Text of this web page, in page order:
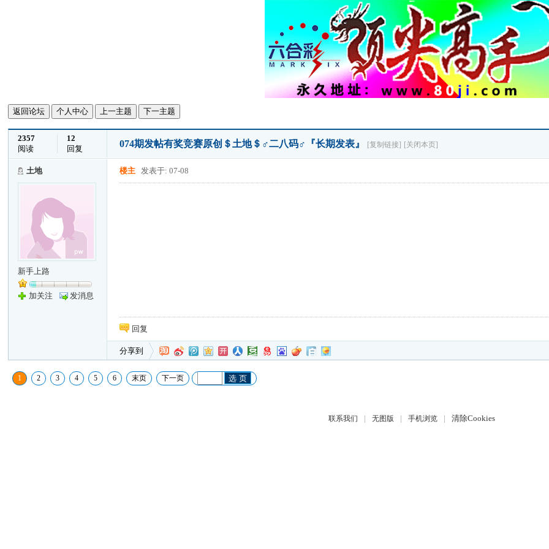
返回论坛 个人中心 上一主题 下一主题
2357
阅读
12
回复
074期发帖有奖竞赛原创＄土地＄♂二八码♂『长期发表』 [复制链接] [关闭本页]
土地
新手上路
加关注 发消息
楼主 发表于: 07-08
回复
分享到
1 2 3 4 5 6 末页 下一页 选 页
联系我们 | 无图版 | 手机浏览 | 清除Cookies